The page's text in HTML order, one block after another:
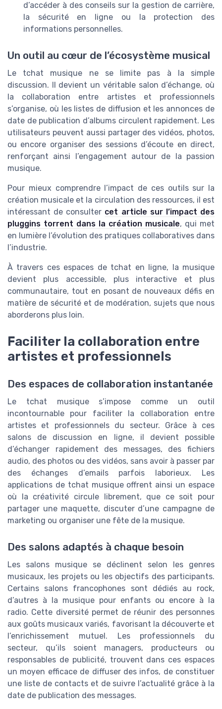
d’accéder à des conseils sur la gestion de carrière,
la sécurité en ligne ou la protection des
informations personnelles.
Un outil au cœur de l’écosystème musical
Le tchat musique ne se limite pas à la simple
discussion. Il devient un véritable salon d’échange, où
la collaboration entre artistes et professionnels
s’organise, où les listes de diffusion et les annonces de
date de publication d’albums circulent rapidement. Les
utilisateurs peuvent aussi partager des vidéos, photos,
ou encore organiser des sessions d’écoute en direct,
renforçant ainsi l’engagement autour de la passion
musique.
Pour mieux comprendre l’impact de ces outils sur la
création musicale et la circulation des ressources, il est
intéressant de consulter cet article sur l’impact des
pluggins torrent dans la création musicale, qui met
en lumière l’évolution des pratiques collaboratives dans
l’industrie.
À travers ces espaces de tchat en ligne, la musique
devient plus accessible, plus interactive et plus
communautaire, tout en posant de nouveaux défis en
matière de sécurité et de modération, sujets que nous
aborderons plus loin.
Faciliter la collaboration entre
artistes et professionnels
Des espaces de collaboration instantanée
Le tchat musique s’impose comme un outil
incontournable pour faciliter la collaboration entre
artistes et professionnels du secteur. Grâce à ces
salons de discussion en ligne, il devient possible
d’échanger rapidement des messages, des fichiers
audio, des photos ou des vidéos, sans avoir à passer par
des échanges d’emails parfois laborieux. Les
applications de tchat musique offrent ainsi un espace
où la créativité circule librement, que ce soit pour
partager une maquette, discuter d’une campagne de
marketing ou organiser une fête de la musique.
Des salons adaptés à chaque besoin
Les salons musique se déclinent selon les genres
musicaux, les projets ou les objectifs des participants.
Certains salons francophones sont dédiés au rock,
d’autres à la musique pour enfants ou encore à la
radio. Cette diversité permet de réunir des personnes
aux goûts musicaux variés, favorisant la découverte et
l’enrichissement mutuel. Les professionnels du
secteur, qu’ils soient managers, producteurs ou
responsables de publicité, trouvent dans ces espaces
un moyen efficace de diffuser des infos, de constituer
une liste de contacts et de suivre l’actualité grâce à la
date de publication des messages.